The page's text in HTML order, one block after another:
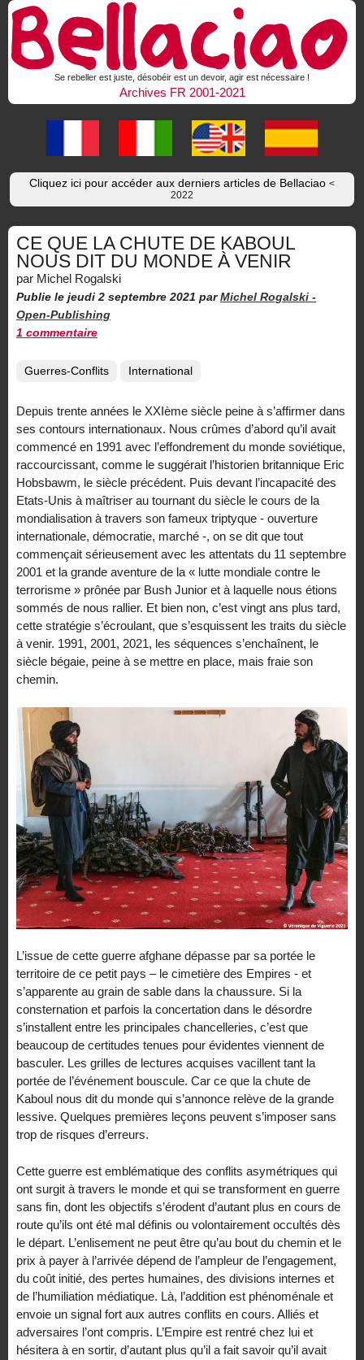
Se rebeller est juste, désobéir est un devoir, agir est nécessaire !
Archives FR 2001-2021
Cliquez ici pour accéder aux derniers articles de Bellaciao <
2022
CE QUE LA CHUTE DE KABOUL
NOUS DIT DU MONDE À VENIR
par Michel Rogalski
Publie le jeudi 2 septembre 2021 par Michel Rogalski -
Open-Publishing
1 commentaire
Guerres-Conflits International
Depuis trente années le XXIème siècle peine à s’affirmer dans
ses contours internationaux. Nous crûmes d’abord qu’il avait
commencé en 1991 avec l’effondrement du monde soviétique,
raccourcissant, comme le suggérait l’historien britannique Eric
Hobsbawm, le siècle précédent. Puis devant l’incapacité des
Etats-Unis à maîtriser au tournant du siècle le cours de la
mondialisation à travers son fameux triptyque - ouverture
internationale, démocratie, marché -, on se dit que tout
commençait sérieusement avec les attentats du 11 septembre
2001 et la grande aventure de la « lutte mondiale contre le
terrorisme » prônée par Bush Junior et à laquelle nous étions
sommés de nous rallier. Et bien non, c’est vingt ans plus tard,
cette stratégie s’écroulant, que s’esquissent les traits du siècle
à venir. 1991, 2001, 2021, les séquences s’enchaînent, le
siècle bégaie, peine à se mettre en place, mais fraie son
chemin.
L’issue de cette guerre afghane dépasse par sa portée le
territoire de ce petit pays – le cimetière des Empires - et
s’apparente au grain de sable dans la chaussure. Si la
consternation et parfois la concertation dans le désordre
s’installent entre les principales chancelleries, c’est que
beaucoup de certitudes tenues pour évidentes viennent de
basculer. Les grilles de lectures acquises vacillent tant la
portée de l’événement bouscule. Car ce que la chute de
Kaboul nous dit du monde qui s’annonce relève de la grande
lessive. Quelques premières leçons peuvent s’imposer sans
trop de risques d’erreurs.
Cette guerre est emblématique des conflits asymétriques qui
ont surgit à travers le monde et qui se transforment en guerre
sans fin, dont les objectifs s’érodent d’autant plus en cours de
route qu’ils ont été mal définis ou volontairement occultés dès
le départ. L’enlisement ne peut être qu’au bout du chemin et le
prix à payer à l’arrivée dépend de l’ampleur de l’engagement,
du coût initié, des pertes humaines, des divisions internes et
de l’humiliation médiatique. Là, l’addition est phénoménale et
envoie un signal fort aux autres conflits en cours. Alliés et
adversaires l’ont compris. L’Empire est rentré chez lui et
hésitera à en sortir, d’autant plus qu’il a fait savoir qu’il avait